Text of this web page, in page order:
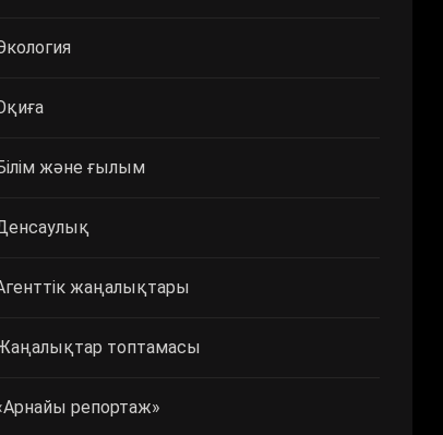
және ғылым
жаңалықтары
топтамасы
репортаж»